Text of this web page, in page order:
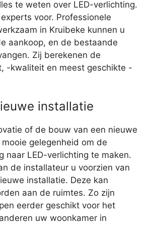
te weten over LED-verlichting.
voor. Professionele
in Kruibeke kunnen u
aankoop, en de bestaande
Zij berekenen de
-kwaliteit en meest geschikte -
installatie
of de bouw van een nieuwe
gelegenheid om de
naar LED-verlichting te maken.
de installateur u voorzien van
installatie. Deze kan
aan de ruimtes. Zo zijn
eerder geschikt voor het
uw woonkamer in